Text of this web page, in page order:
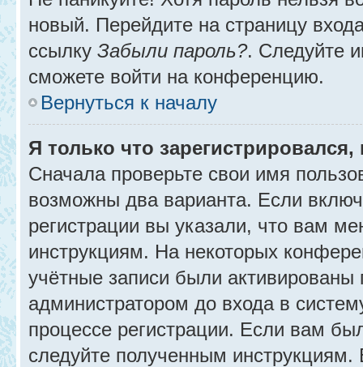
новый. Перейдите на страницу
ссылку Забыли пароль?. Следуйте
сможете войти на конференцию.
Вернуться к началу
Я только что
Сначала проверьте свои имя
возможны два варианта. Если
регистрации вы указали, что вам
инструкциям. На некоторых
учётные записи были активированы
администратором до входа в
процессе регистрации. Если вам
следуйте полученным